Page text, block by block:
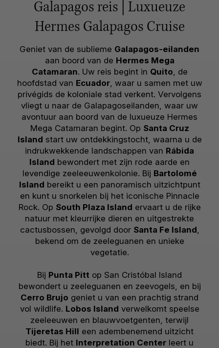
Galapagos reis | Luxueuze
Hermes Galapagos Cruise
Geniet van de sublieme Galapagos-eilanden
aan boord van de Hermes Mega
Catamaran. Uw reis begint in Quito, de
hoofdstad van Ecuador, waar u samen met uw
privégids de koloniale stad verkent. Vervolgens
vliegt u naar de Galapagoseilanden, waar uw
avontuur aan boord van de luxueuze Hermes
Mega Catamaran begint. Op Santa Cruz
Island start uw ontdekkingstocht, waarna u de
indrukwekkende landschappen van Rábida
Island bewondert met zijn rode aarde en
levendige zeeleeuwenkolonie. Bij Bartolomé
Island bereikt u een panoramisch uitzichtpunt
en kunt u snorkelen bij het iconische Pinnacle
Rock. Op South Plaza Island ervaart u de rijke
natuur met kleurrijke dieren en uitgestrekte
cactusbossen, gevolgd door Santa Fe Island,
bekend om de zeeleguanen en unieke
vegetatie.
Bij Punta Pitt op San Cristóbal Island
bewondert u zeeleguanen en zeevogels, en bij
Cerro Brujo geniet u van een prachtig strand
vol wildlife. Lobos Island verwelkomt speelse
zeeleeuwen en blauwvoetgenten, terwijl
Tijeretas Hill een adembenemend uitzicht
biedt. Bij het Interpretation Center leert u